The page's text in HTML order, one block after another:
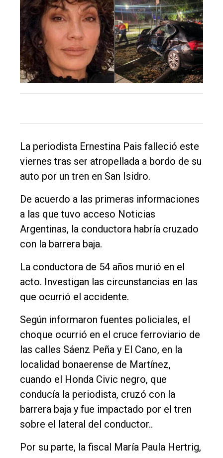
Balcarce
Inicio
Tendencia
Int.
General
Entrevistas
Rural
Fúnebres
Edición
Empresa
Nosotros
Contacto
La periodista Ernestina Pais falleció este
viernes tras ser atropellada a bordo de su
auto por un tren en San Isidro.
De acuerdo a las primeras informaciones
a las que tuvo acceso Noticias
Argentinas, la conductora habría cruzado
con la barrera baja.
La conductora de 54 años murió en el
acto. Investigan las circunstancias en las
que ocurrió el accidente.
Según informaron fuentes policiales, el
choque ocurrió en el cruce ferroviario de
las calles Sáenz Peña y El Cano, en la
localidad bonaerense de Martínez,
cuando el Honda Civic negro, que
conducía la periodista, cruzó con la
barrera baja y fue impactado por el tren
sobre el lateral del conductor..
Por su parte, la fiscal María Paula Hertrig,